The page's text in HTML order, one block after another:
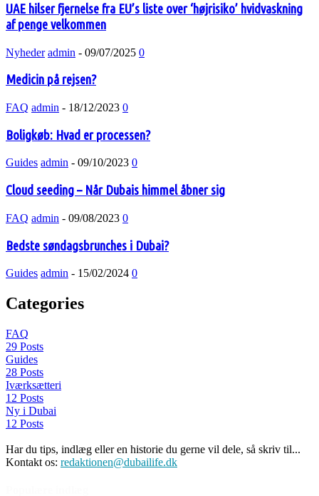
UAE hilser fjernelse fra EU’s liste over ‘højrisiko’ hvidvaskning
af penge velkommen
Nyheder admin - 09/07/2025 0
Medicin på rejsen?
FAQ admin - 18/12/2023 0
Boligkøb: Hvad er processen?
Guides admin - 09/10/2023 0
Cloud seeding – Når Dubais himmel åbner sig
FAQ admin - 09/08/2023 0
Bedste søndagsbrunches i Dubai?
Guides admin - 15/02/2024 0
Categories
FAQ
29 Posts
Guides
28 Posts
Iværksætteri
12 Posts
Ny i Dubai
12 Posts
Har du tips, indlæg eller en historie du gerne vil dele, så skriv til...
Kontakt os: redaktionen@dubailife.dk